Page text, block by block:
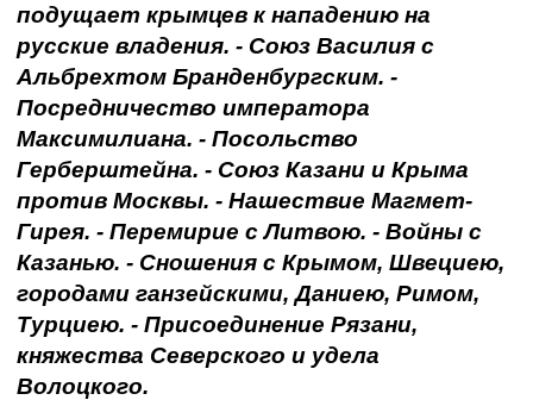
подущает крымцев к нападению на
русские владения. - Союз Василия с
Альбрехтом Бранденбургским. -
Посредничество императора
Максимилиана. - Посольство
Герберштейна. - Союз Казани и Крыма
против Москвы. - Нашествие Магмет-
Гирея. - Перемирие с Литвою. - Войны с
Казанью. - Сношения с Крымом, Швециею,
городами ганзейскими, Даниею, Римом,
Турциею. - Присоединение Рязани,
княжества Северского и удела
Волоцкого.